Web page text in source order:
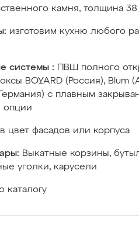
камня, толщина
изготовим кухню любого
системы :
ПВШ полного
BOYARD (Россия), Blum
с плавным
опции
в цвет фасадов или корпуса
Выкатные корзины,
уголки, карусели
каталогу